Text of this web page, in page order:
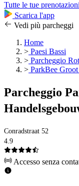
Tutte le tue
Scarica l'app
Vedi più parcheggi
Home
> Paesi Bassi
> Parcheggio
> ParkBee
Parcheggio
Conradstraat 52
4.9
Accesso senza